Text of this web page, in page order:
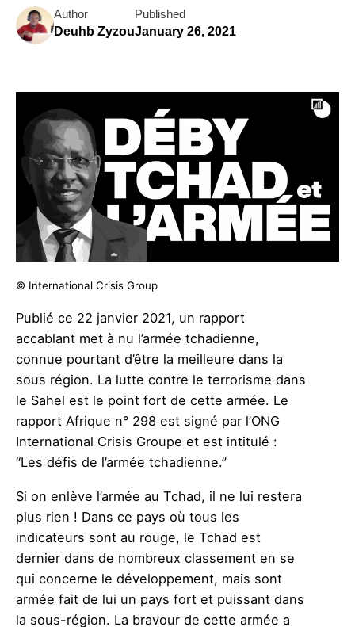
Author
Deuhb Zyzou
Published
January 26, 2021
© International Crisis Group
Publié ce 22 janvier 2021, un rapport
accablant met à nu l’armée tchadienne,
connue pourtant d’être la meilleure dans la
sous région. La lutte contre le terrorisme dans
le Sahel est le point fort de cette armée. Le
rapport Afrique n° 298 est signé par l’ONG
International Crisis Groupe et est intitulé :
“Les défis de l’armée tchadienne.”
Si on enlève l’armée au Tchad, il ne lui restera
plus rien ! Dans ce pays où tous les
indicateurs sont au rouge, le Tchad est
dernier dans de nombreux classement en se
qui concerne le développement, mais sont
armée fait de lui un pays fort et puissant dans
la sous-région. La bravour de cette armée a